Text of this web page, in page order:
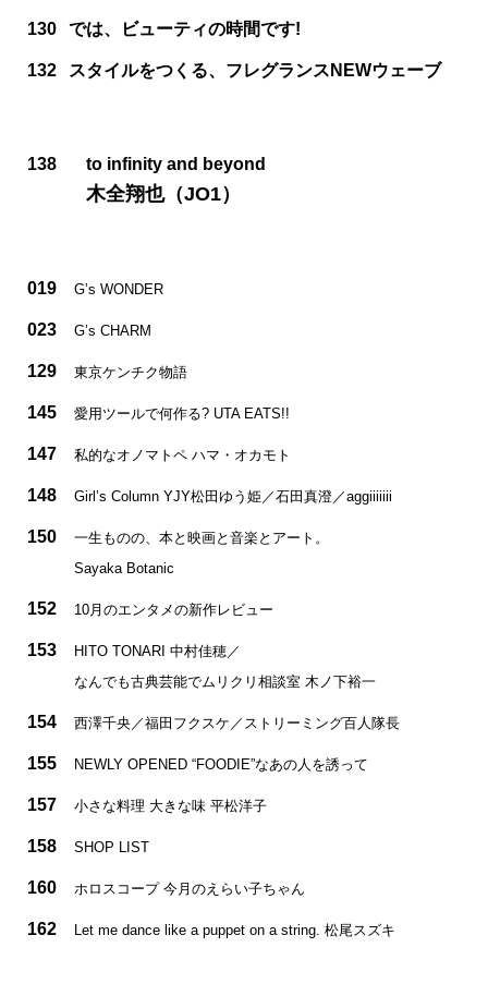
130 では、ビューティの時間です!
132 スタイルをつくる、フレグランスNEWウェーブ
138 to infinity and beyond
木全翔也（JO1）
019 G’s WONDER
023 G’s CHARM
129 東京ケンチク物語
145 愛用ツールで何作る? UTA EATS!!
147 私的なオノマトペ ハマ・オカモト
148 Girl’s Column YJY松田ゆう姫／石田真澄／aggiiiiiii
150
一生ものの、本と映画と音楽とアート。
Sayaka Botanic
152 10月のエンタメの新作レビュー
153
HITO TONARI 中村佳穂／
なんでも古典芸能でムリクリ相談室 木ノ下裕一
154 西澤千央／福田フクスケ／ストリーミング百人隊長
155 NEWLY OPENED “FOODIE”なあの人を誘って
157 小さな料理 大きな味 平松洋子
158 SHOP LIST
160 ホロスコープ 今月のえらい子ちゃん
162 Let me dance like a puppet on a string. 松尾スズキ